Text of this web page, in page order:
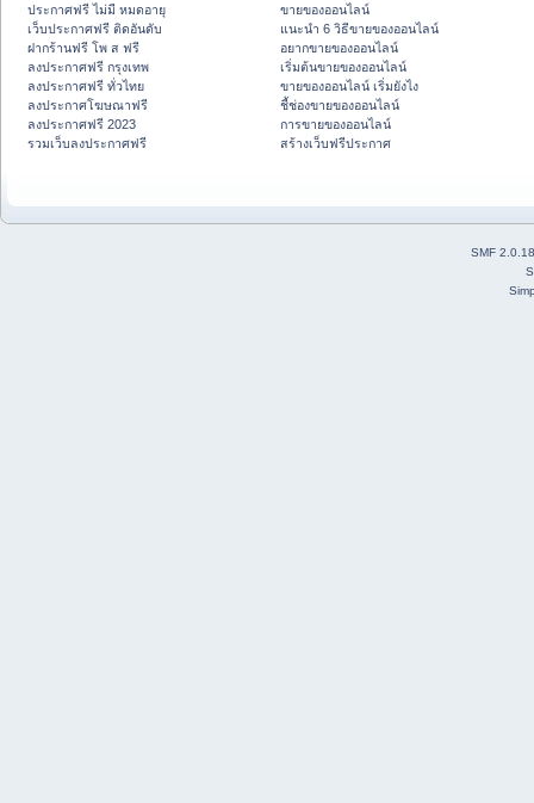
ประกาศฟรี ไม่มี หมดอายุ
เว็บประกาศฟรี ติดอันดับ
ฝากร้านฟรี โพ ส ฟรี
ลงประกาศฟรี กรุงเทพ
ลงประกาศฟรี ทั่วไทย
ลงประกาศโฆษณาฟรี
ลงประกาศฟรี 2023
รวมเว็บลงประกาศฟรี
ขายของออนไลน์
แนะนำ 6 วิธีขายของออนไลน์
อยากขายของออนไลน์
เริ่มต้นขายของออนไลน์
ขายของออนไลน์ เริ่มยังไง
ชี้ช่องขายของออนไลน์
การขายของออนไลน์
สร้างเว็บฟรีประกาศ
SMF 2.0.18